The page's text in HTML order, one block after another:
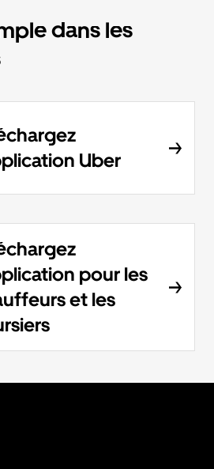
dans les
Uber
pour les
et les